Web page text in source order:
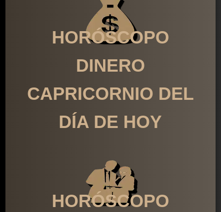
HORÓSCOPO
DINERO
CAPRICORNIO DEL
DÍA DE HOY
HORÓSCOPO